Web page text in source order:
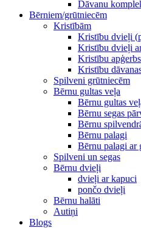
Dāvanu
Bērniem/grūtniecēm
Kristībām
Kristību dvieļi
Kristību dvieļi
Kristību
Kristību
Spilveni grūtniecēm
Bērnu gultas veļa
Bērnu gultas
Bērnu segas
Bērnu
Bērnu palagi
Bērnu palagi ar
Spilveni un segas
Bērnu dvieļi
dvieļi ar kapuci
pončo dvieļi
Bērnu halāti
Autiņi
Blogs